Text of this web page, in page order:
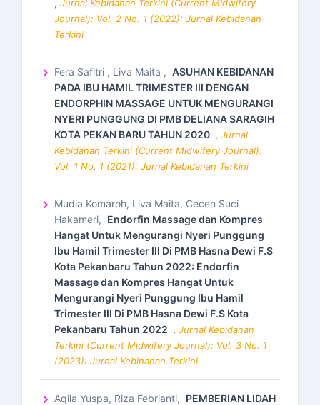
, Jurnal Kebidanan Terkini (Current Midwifery
Journal): Vol. 2 No. 1 (2022): Jurnal Kebidanan
Terkini
Fera Safitri , Liva Maita , ASUHAN KEBIDANAN
PADA IBU HAMIL TRIMESTER III DENGAN
ENDORPHIN MASSAGE UNTUK MENGURANGI
NYERI PUNGGUNG DI PMB DELIANA SARAGIH
KOTA PEKAN BARU TAHUN 2020 , Jurnal
Kebidanan Terkini (Current Midwifery Journal):
Vol. 1 No. 1 (2021): Jurnal Kebidanan Terkini
Mudia Komaroh, Liva Maita, Cecen Suci
Hakameri, Endorfin Massage dan Kompres
Hangat Untuk Mengurangi Nyeri Punggung
Ibu Hamil Trimester III Di PMB Hasna Dewi F.S
Kota Pekanbaru Tahun 2022: Endorfin
Massage dan Kompres Hangat Untuk
Mengurangi Nyeri Punggung Ibu Hamil
Trimester III Di PMB Hasna Dewi F.S Kota
Pekanbaru Tahun 2022 , Jurnal Kebidanan
Terkini (Current Midwifery Journal): Vol. 3 No. 1
(2023): Jurnal Kebinanan Terkini
Aqila Yuspa, Riza Febrianti, PEMBERIAN LIDAH